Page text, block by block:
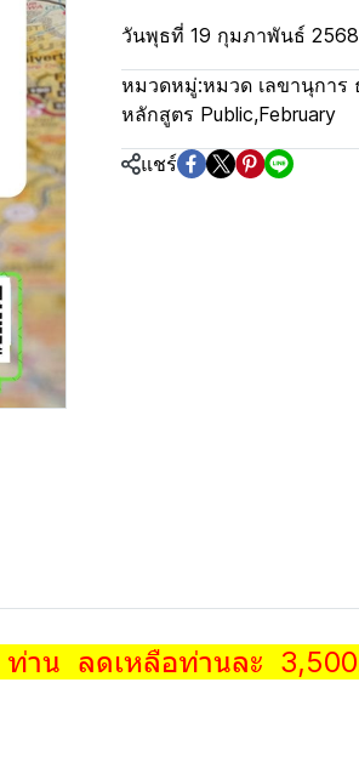
วันพุธที่ 19 กุมภาพันธ์ 2568
หมวดหมู่:หมวด เลขานุการ
หลักสูตร Public,February
แชร์
าน ลดเหลือท่านละ